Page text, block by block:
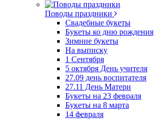
Поводы праздники
Свадебные букеты
Букеты ко дню рождения
Зимние букеты
На выписку
1 Сентября
5 октября День учителя
27.09 день воспитателя
27.11 День Матери
Букеты на 23 февраля
Букеты на 8 марта
14 февраля